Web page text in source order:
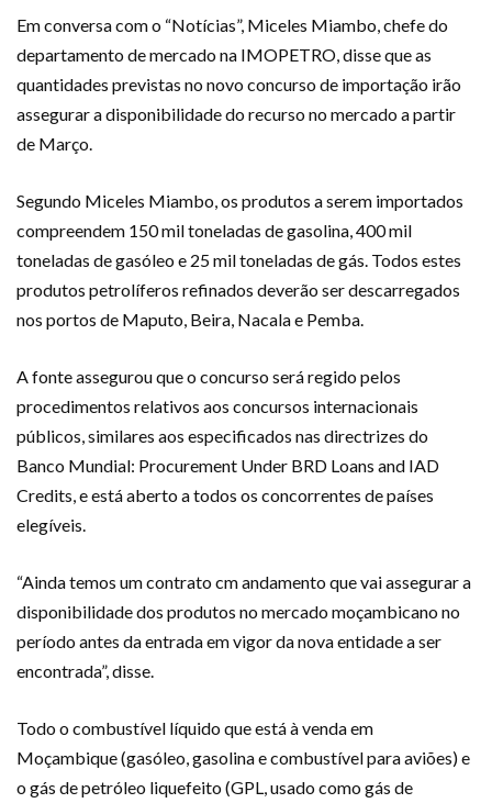
Em conversa com o “Notícias”, Miceles Miambo, chefe do
departamento de mercado na IMOPETRO, disse que as
quantidades previstas no novo concurso de importação irão
assegurar a disponibilidade do recurso no mercado a partir
de Março.
Segundo Miceles Miambo, os produtos a serem importados
compreendem 150 mil toneladas de gasolina, 400 mil
toneladas de gasóleo e 25 mil toneladas de gás. Todos estes
produtos petrolíferos refinados deverão ser descarregados
nos portos de Maputo, Beira, Nacala e Pemba.
A fonte assegurou que o concurso será regido pelos
procedimentos relativos aos concursos internacionais
públicos, similares aos especificados nas directrizes do
Banco Mundial: Procurement Under BRD Loans and IAD
Credits, e está aberto a todos os concorrentes de países
elegíveis.
“Ainda temos um contrato cm andamento que vai assegurar a
disponibilidade dos produtos no mercado moçambicano no
período antes da entrada em vigor da nova entidade a ser
encontrada”, disse.
Todo o combustível líquido que está à venda em
Moçambique (gasóleo, gasolina e combustível para aviões) e
o gás de petróleo liquefeito (GPL, usado como gás de